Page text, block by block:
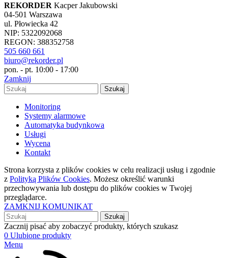
REKORDER Kacper Jakubowski
04-501 Warszawa
ul. Płowiecka 42
NIP: 5322092068
REGON: 388352758
505 660 661
biuro@rekorder.pl
pon. - pt. 10:00 - 17:00
Zamknij
Szukaj
Monitoring
Systemy alarmowe
Automatyka budynkowa
Usługi
Wycena
Kontakt
Strona korzysta z plików cookies w celu realizacji usług i zgodnie
z Polityką Plików Cookies. Możesz określić warunki
przechowywania lub dostępu do plików cookies w Twojej
przeglądarce.
ZAMKNIJ KOMUNIKAT
Szukaj
Zacznij pisać aby zobaczyć produkty, których szukasz
0 Ulubione produkty
Menu